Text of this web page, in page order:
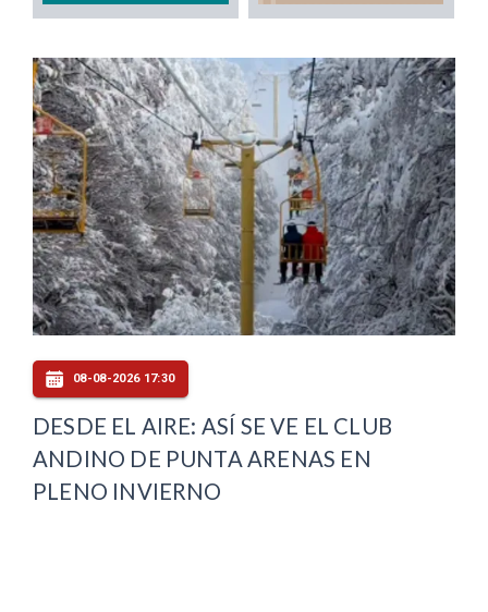
08-08-2026 17:30
DESDE EL AIRE: ASÍ SE VE EL CLUB
ANDINO DE PUNTA ARENAS EN
PLENO INVIERNO